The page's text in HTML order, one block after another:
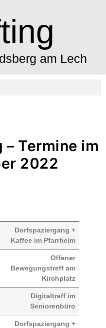
am Lech
– Termine im
2022
Dorfspaziergang +
Kaffee im Pfarrheim
Offener
Bewegungstreff am
Kirchplatz
Digitaltreff im
Seniorenbüro
Dorfspaziergang +